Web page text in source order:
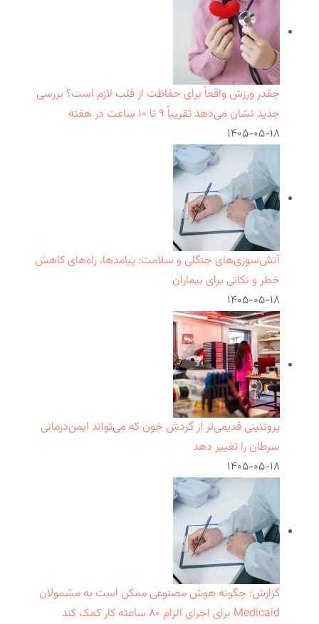
چقدر ورزش واقعاً برای حفاظت از قلب لازم است؟ بررسی
جدید نشان می‌دهد تقریباً ۹ تا ۱۰ ساعت در هفته
۱۴۰۵-۰۵-۱۸
آتش‌سوزی‌های جنگلی و سلامت: پیامدها، راه‌های کاهش
خطر و نکاتی برای بیماران
۱۴۰۵-۰۵-۱۸
پروتئینی قدیمی‌تر از گردش خون که می‌تواند ایمن‌درمانی
سرطان را تغییر دهد
۱۴۰۵-۰۵-۱۸
گزارش: چگونه هوش مصنوعی ممکن است به مشمولان
Medicaid برای اجرای الزام ۸۰ ساعته کار کمک کند